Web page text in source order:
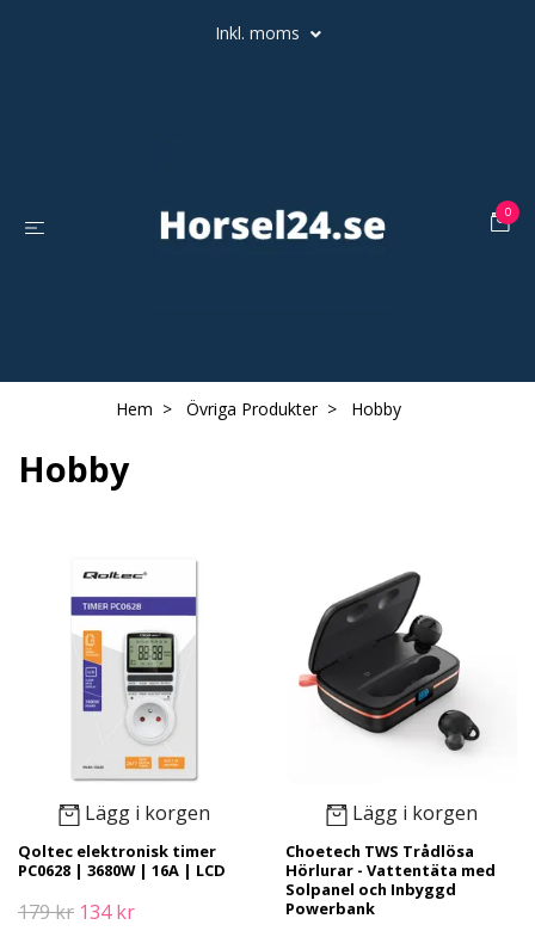
Inkl. moms
0
Hem Övriga Produkter Hobby
Hobby
Lägg i korgen
Qoltec elektronisk timer
PC0628 | 3680W | 16A | LCD
179 kr 134 kr
Lägg i korgen
Choetech TWS Trådlösa
Hörlurar - Vattentäta med
Solpanel och Inbyggd
Powerbank